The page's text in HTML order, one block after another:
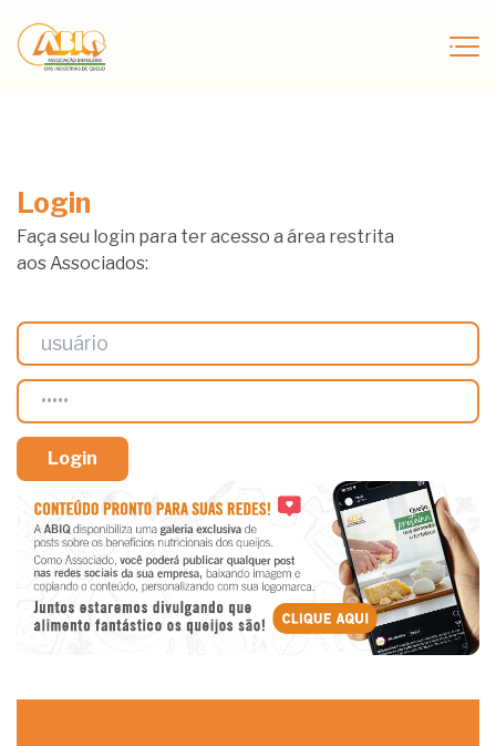
Login
Faça seu login para ter acesso a área restrita
aos Associados: